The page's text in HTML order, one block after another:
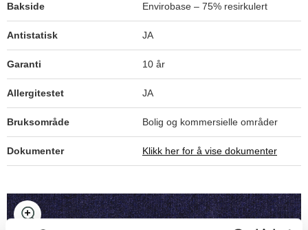
Bakside Envirobase – 75% resirkulert
Antistatisk JA
Garanti 10 år
Allergitestet JA
Bruksområde Bolig og kommersielle områder
Dokumenter Klikk her for å vise dokumenter